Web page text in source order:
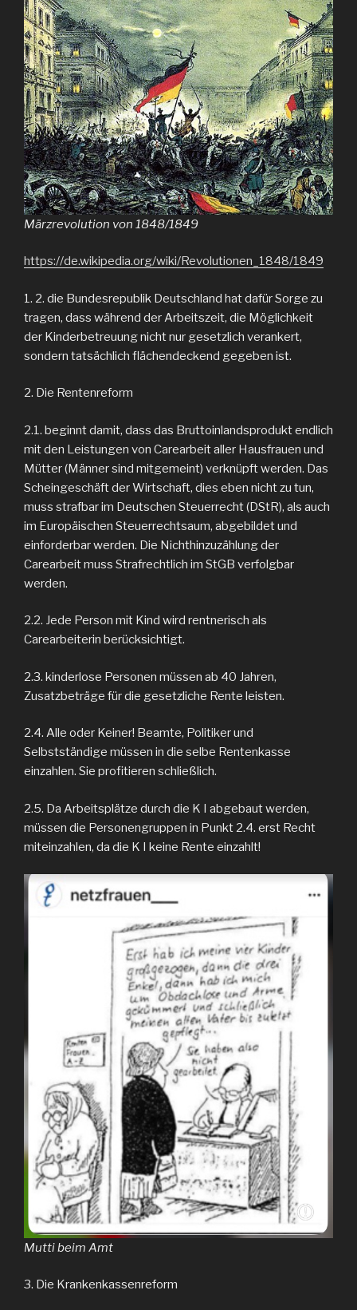
Märzrevolution von 1848/1849
https://de.wikipedia.org/wiki/Revolutionen_1848/1849
1. 2. die Bundesrepublik Deutschland hat dafür Sorge zu
tragen, dass während der Arbeitszeit, die Möglichkeit
der Kinderbetreuung nicht nur gesetzlich verankert,
sondern tatsächlich flächendeckend gegeben ist.
2. Die Rentenreform
2.1. beginnt damit, dass das Bruttoinlandsprodukt endlich
mit den Leistungen von Carearbeit aller Hausfrauen und
Mütter (Männer sind mitgemeint) verknüpft werden. Das
Scheingeschäft der Wirtschaft, dies eben nicht zu tun,
muss strafbar im Deutschen Steuerrecht (DStR), als auch
im Europäischen Steuerrechtsaum, abgebildet und
einforderbar werden. Die Nichthinzuzählung der
Carearbeit muss Strafrechtlich im StGB verfolgbar
werden.
2.2. Jede Person mit Kind wird rentnerisch als
Carearbeiterin berücksichtigt.
2.3. kinderlose Personen müssen ab 40 Jahren,
Zusatzbeträge für die gesetzliche Rente leisten.
2.4. Alle oder Keiner! Beamte, Politiker und
Selbstständige müssen in die selbe Rentenkasse
einzahlen. Sie profitieren schließlich.
2.5. Da Arbeitsplätze durch die K I abgebaut werden,
müssen die Personengruppen in Punkt 2.4. erst Recht
miteinzahlen, da die K I keine Rente einzahlt!
Mutti beim Amt
3. Die Krankenkassenreform